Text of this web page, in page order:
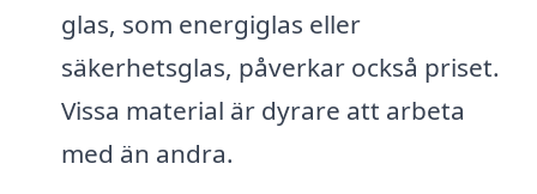
glas, som energiglas eller
säkerhetsglas, påverkar också priset.
Vissa material är dyrare att arbeta
med än andra.